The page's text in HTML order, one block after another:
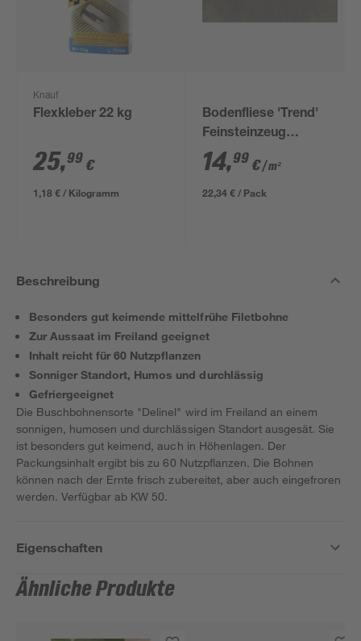
Knauf
Flexkleber 22 kg
25,99 €
1,18 € / Kilogramm
Bodenfliese 'Trend'
Feinsteinzeug
anthrazit 30,5 x 61 cm
14,99 €/ m²
22,34 € / Pack
Beschreibung
Besonders gut keimende mittelfrühe Filetbohne
Zur Aussaat im Freiland geeignet
Inhalt reicht für 60 Nutzpflanzen
Sonniger Standort, Humos und durchlässig
Gefriergeeignet
Die Buschbohnensorte "Delinel" wird im Freiland an einem
sonnigen, humosen und durchlässigen Standort ausgesät. Sie
ist besonders gut keimend, auch in Höhenlagen. Der
Packungsinhalt ergibt bis zu 60 Nutzpflanzen. Die Bohnen
können nach der Ernte frisch zubereitet, aber auch eingefroren
werden. Verfügbar ab KW 50.
Eigenschaften
Ähnliche Produkte